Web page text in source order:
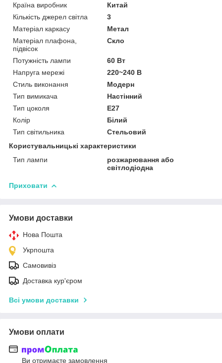
Країна виробник
Китай
Кількість джерел світла
3
Матеріал каркасу
Метал
Матеріал плафона,
підвісок
Скло
Потужність лампи
60 Вт
Напруга мережі
220~240 В
Стиль виконання
Модерн
Тип вимикача
Настінний
Тип цоколя
E27
Колір
Білий
Тип світильника
Стельовий
Користувальницькі характеристики
Тип лампи
розжарювання або
світлодіодна
Приховати
Умови доставки
Нова Пошта
Укрпошта
Самовивіз
Доставка кур'єром
Всі умови доставки
Умови оплати
Ви отримаєте замовлення